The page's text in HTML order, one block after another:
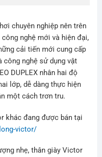
chuyên nghiệp nên trên
nghệ mới và hiện đại,
cải tiến mới cung cấp
nghệ sử dụng vật
DUPLEX nhân hai độ
lớp, dễ dàng thực hiện
một cách trơn tru.
khác đang được bán tại
victor/
nhẹ, thân giày Victor